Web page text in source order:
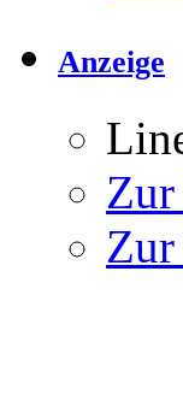
Anzeige
Zur